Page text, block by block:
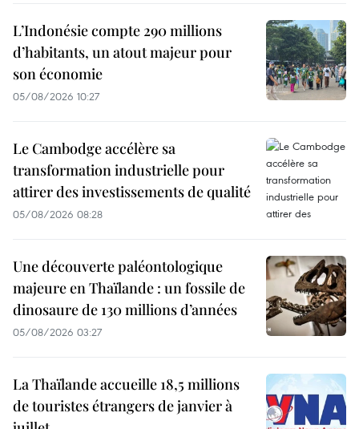
L’Indonésie compte 290 millions
d’habitants, un atout majeur pour
son économie
05/08/2026 10:27
Le Cambodge accélère sa
transformation industrielle pour
attirer des investissements de qualité
05/08/2026 08:28
Une découverte paléontologique
majeure en Thaïlande : un fossile de
dinosaure de 130 millions d’années
05/08/2026 03:27
La Thaïlande accueille 18,5 millions
de touristes étrangers de janvier à